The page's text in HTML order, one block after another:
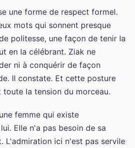
une forme de respect formel.
mots qui sonnent presque
politesse, une façon de tenir la
en la célébrant. Ziak ne
ni à conquérir de façon
Il constate. Et cette posture
la tension du morceau.
femme qui existe
Elle n'a pas besoin de sa
L'admiration ici n'est pas servile